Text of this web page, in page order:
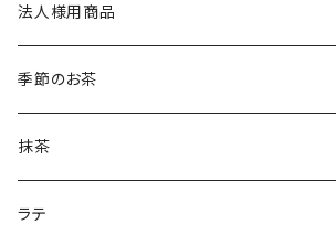
土山一晩ほうじフィナンシェ
和紅茶のティーバック
ほうじ茶のティーバック
土山一晩ほうじティーバッグ
かぶせ茶
和紅茶とフィナンシェ
フィナンシェ
土山一晩ほうじ
法人様用商品
微粉末かぶせ茶
微粉末ほうじ茶
微粉末和紅茶
季節のお茶
新茶
刈下茶
抹茶
ラテ